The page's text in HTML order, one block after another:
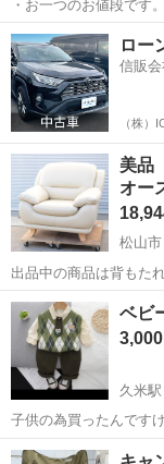
・お一つのお値段です
確認済み ・お洒落な黒
※2 足元に小さな錆びが
しれませんので 気にな
愛媛 松山市
ロー
信販
（株）
美品
オー
松山市
出品中の商品は背もた
る贅沢な座り心地のロ
くもりある肌触りを感
ェア/ソファ
愛媛 松山市 ソ
ベビ
3,000
久米駅
子供の為買ったんです
ります
愛媛 伊予郡